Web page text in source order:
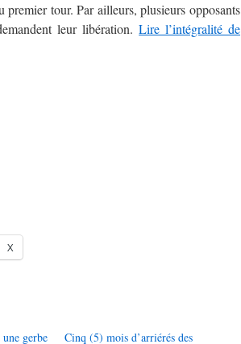
premier tour. Par ailleurs, plusieurs opposants
leur libération.Lire l’intégralité de
X
une gerbe
Cinq (5) mois d’arriérés des